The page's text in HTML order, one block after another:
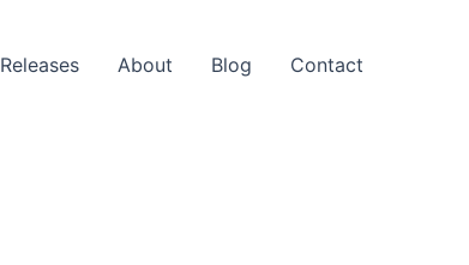
Releases About Blog Contact